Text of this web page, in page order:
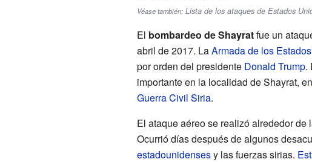
Véase también: Lista de los ataques de Estados
El bombardeo de Shayratfue un
abril de 2017. LaArmada de los
por orden del presidente Donald Trump.
importante en la localidad de Shayrat, en
Guerra Civil Siria.
El ataque aéreo se realizó alrededor de
Ocurrió días después de algunos
estadounidensesy las fuerzas sirias.